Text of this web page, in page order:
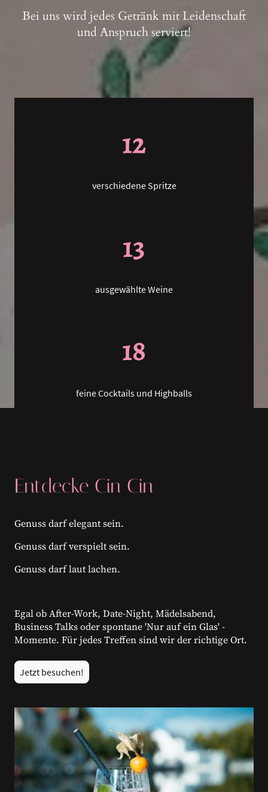
Bei uns wird jedes Getränk mit Leidenschaft
und Anspruch serviert!
12
verschiedene Spritze
13
ausgewählte Weine
18
feine Cocktails und Highballs
Entdecke Cin Cin
Genuss darf elegant sein.
Genuss darf verspielt sein.
Genuss darf laut lachen.
Egal ob After-Work, Date-Night, Mädelsabend,
Business Talks oder spontane 'Nur auf ein Glas' -
Momente. Für jedes Treffen sind wir der richtige Ort.
Jetzt besuchen!